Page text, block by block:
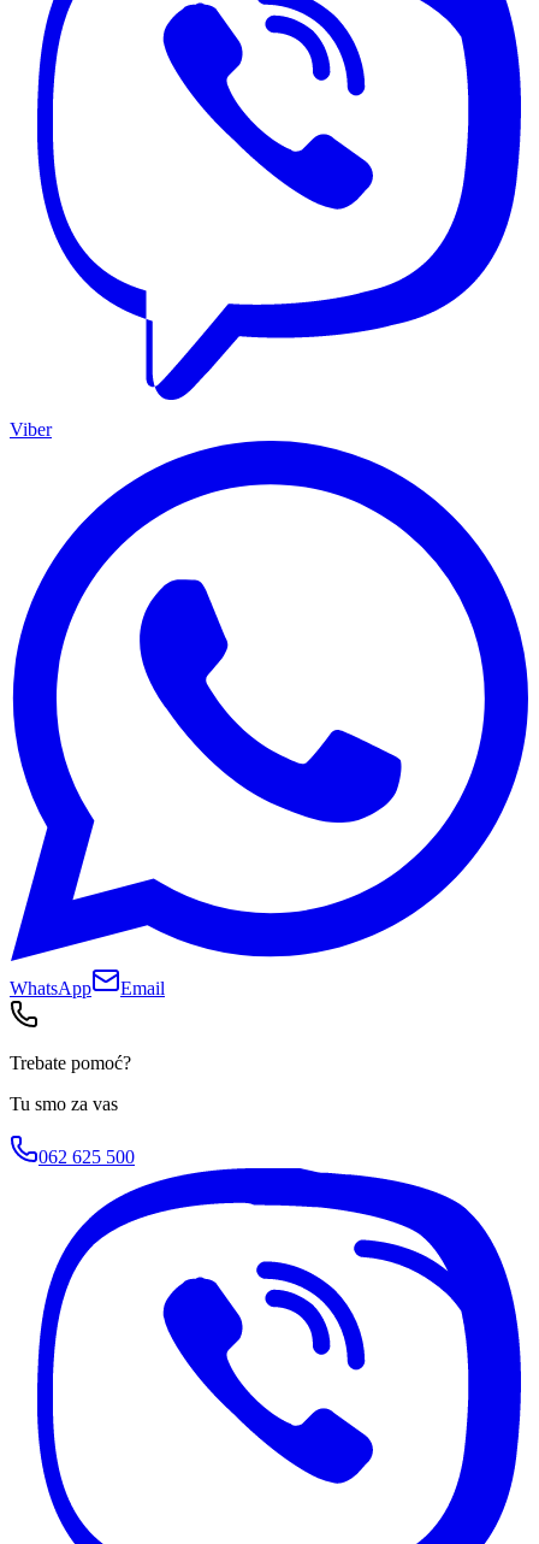
Viber
WhatsApp Email
Trebate pomoć?
Tu smo za vas
062 625 500